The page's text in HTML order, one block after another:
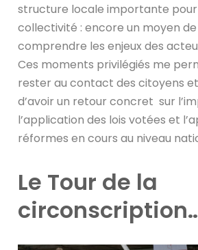
structure locale importante
collectivité : encore un moyen
comprendre les enjeux des
Ces moments privilégiés me
rester au contact des citoyens
d’avoir un retour concret sur
l’application des lois votées et
réformes en cours au niveau
Le Tour de la